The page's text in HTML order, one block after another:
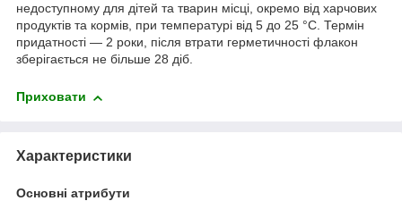
недоступному для дітей та тварин місці, окремо від харчових
продуктів та кормів, при температурі від 5 до 25 °С. Термін
придатності — 2 роки, після втрати герметичності флакон
зберігається не більше 28 діб.
Приховати
Характеристики
Основні атрибути